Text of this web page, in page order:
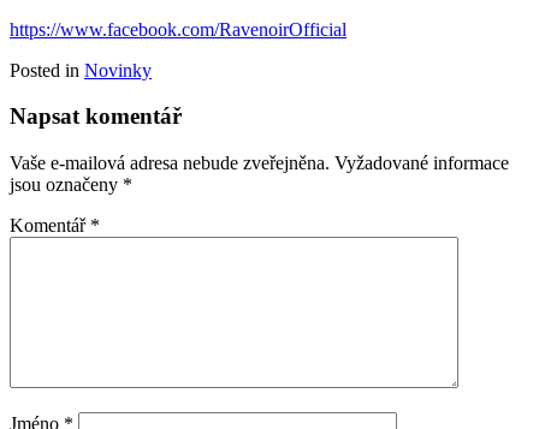
https://www.facebook.com/RavenoirOfficial
Posted in Novinky
Napsat komentář
Vaše e-mailová adresa nebude zveřejněna. Vyžadované informace
jsou označeny *
Komentář *
Jméno *